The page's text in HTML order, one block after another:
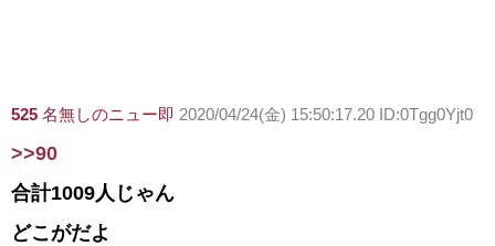
525 名無しのニュー即 2020/04/24(金) 15:50:17.20 ID:0Tgg0Yjt0
>>90
合計1009人じゃん
どこがだよ